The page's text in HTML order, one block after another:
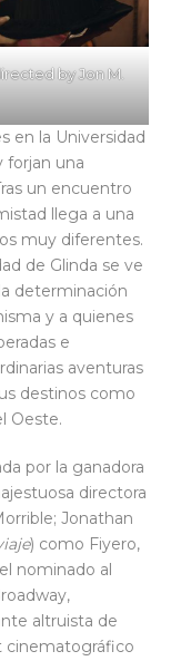
by Jon M.
en la Universidad
forjan una
un encuentro
llega a una
muy diferentes.
de Glinda se ve
determinación
y a quienes
e
aventuras
destinos como
Oeste.
por la ganadora
directora
Jonathan
) como Fiyero,
nominado al
altruista de
cinematográfico